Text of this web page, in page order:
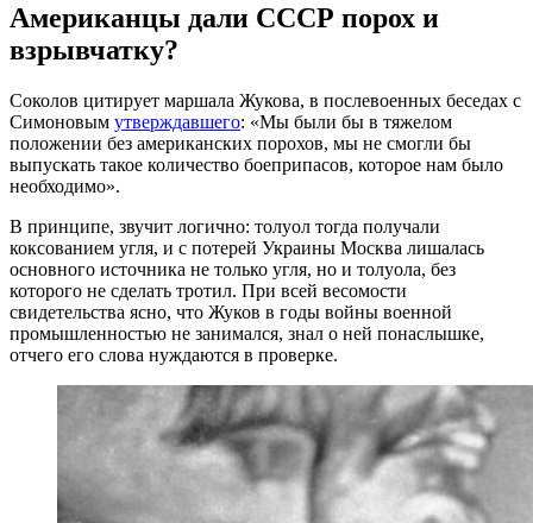
Американцы дали СССР порох и
взрывчатку?
Соколов цитирует маршала Жукова, в послевоенных беседах с
Симоновым утверждавшего: «Мы были бы в тяжелом
положении без американских порохов, мы не смогли бы
выпускать такое количество боеприпасов, которое нам было
необходимо».
В принципе, звучит логично: толуол тогда получали
коксованием угля, и с потерей Украины Москва лишалась
основного источника не только угля, но и толуола, без
которого не сделать тротил. При всей весомости
свидетельства ясно, что Жуков в годы войны военной
промышленностью не занимался, знал о ней понаслышке,
отчего его слова нуждаются в проверке.